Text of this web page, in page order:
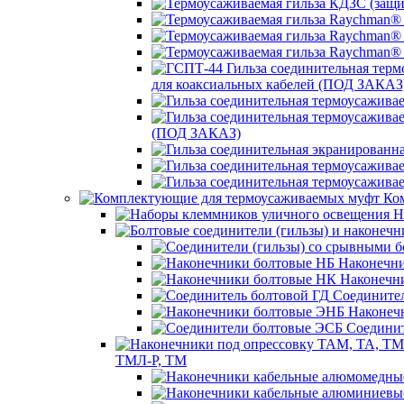
для коаксиальных кабелей (ПОД
(ПОД ЗАКАЗ)
ТМЛ-Р, ТМ